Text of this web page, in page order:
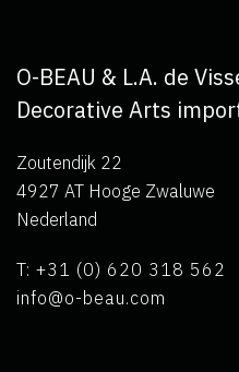
O-BEAU & L.A. de
Decorative Arts
Zoutendijk 22
4927 AT Hooge Zwaluwe
Nederland
T: +31 (0) 620 318 562
info@o-beau.com